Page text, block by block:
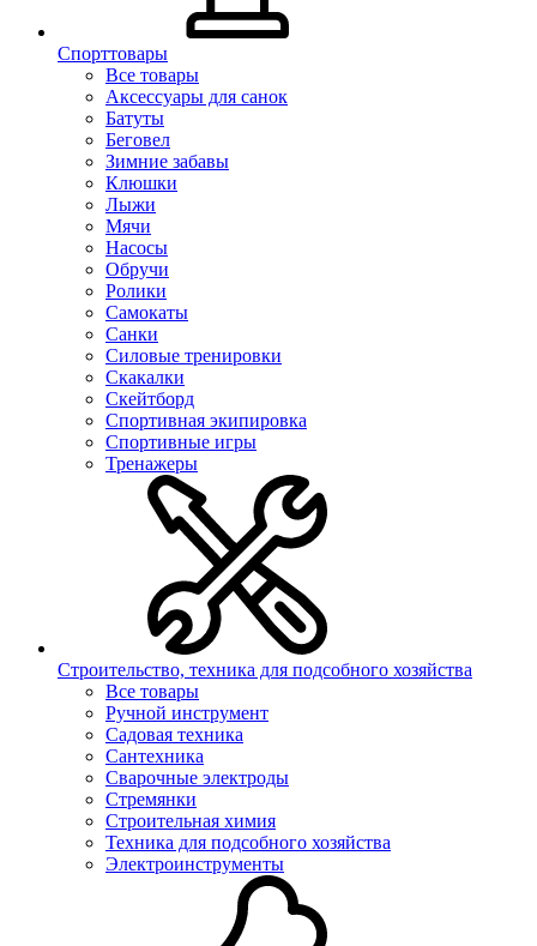
Спорттовары
Все товары
Аксессуары для санок
Батуты
Беговел
Зимние забавы
Клюшки
Лыжи
Мячи
Насосы
Обручи
Ролики
Самокаты
Санки
Силовые тренировки
Скакалки
Скейтборд
Спортивная экипировка
Спортивные игры
Тренажеры
Строительство, техника для подсобного хозяйства
Все товары
Ручной инструмент
Садовая техника
Сантехника
Сварочные электроды
Стремянки
Строительная химия
Техника для подсобного хозяйства
Электроинструменты